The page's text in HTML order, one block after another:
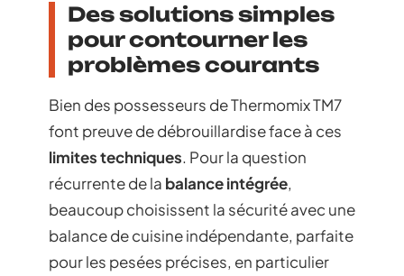
Des solutions simples
pour contourner les
problèmes courants
Bien des possesseurs de Thermomix TM7
font preuve de débrouillardise face à ces
limites techniques. Pour la question
récurrente de la balance intégrée,
beaucoup choisissent la sécurité avec une
balance de cuisine indépendante, parfaite
pour les pesées précises, en particulier